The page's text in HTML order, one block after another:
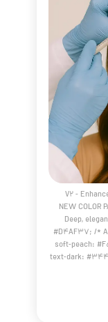
خود
برسید؟
است.
پوست،
کلینیک
سوال
پوست